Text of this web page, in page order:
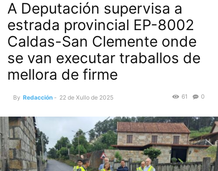
A Deputación supervisa a
estrada provincial EP-8002
Caldas-San Clemente onde
se van executar traballos de
mellora de firme
By Redacción - 22 de Xullo de 2025 0
61